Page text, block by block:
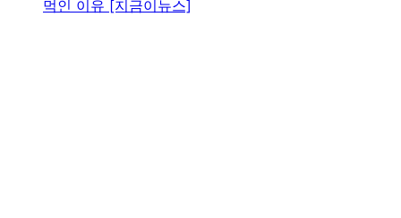
먹인 이유 [지금이뉴스]